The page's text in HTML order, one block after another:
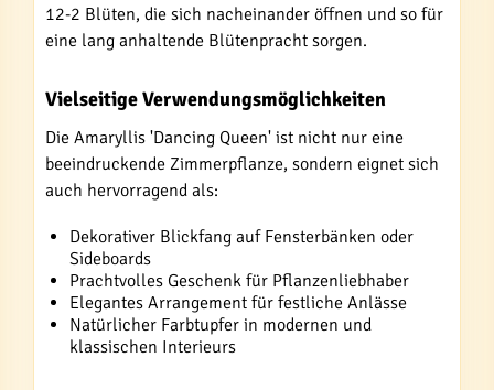
12-2 Blüten, die sich nacheinander öffnen und so für
eine lang anhaltende Blütenpracht sorgen.
Vielseitige Verwendungsmöglichkeiten
Die Amaryllis 'Dancing Queen' ist nicht nur eine
beeindruckende Zimmerpflanze, sondern eignet sich
auch hervorragend als:
Dekorativer Blickfang auf Fensterbänken oder
Sideboards
Prachtvolles Geschenk für Pflanzenliebhaber
Elegantes Arrangement für festliche Anlässe
Natürlicher Farbtupfer in modernen und
klassischen Interieurs